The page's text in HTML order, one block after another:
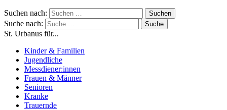
Suchen nach:
Suche nach:
St. Urbanus für...
Kinder & Familien
Jugendliche
Messdiener:innen
Frauen & Männer
Senioren
Kranke
Trauernde